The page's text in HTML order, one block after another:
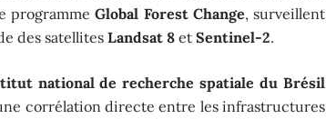
programmeGlobal Forest Change, surveillent
des satellitesLandsat 8 etSentinel-2.
national de recherche spatiale du Brésil
corrélation directe entre les infrastructures